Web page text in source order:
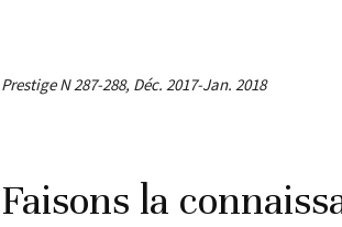
Prestige N 287-288, Déc. 2017-Jan. 2018
Faisons la